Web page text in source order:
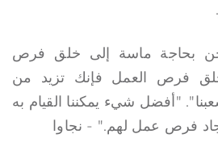
بحاجة ماسة إلى خلق فرص
فرص العمل فإنك تزيد من
"أفضل شيء يمكننا القيام به
فرص عمل لهم." - نجاوا